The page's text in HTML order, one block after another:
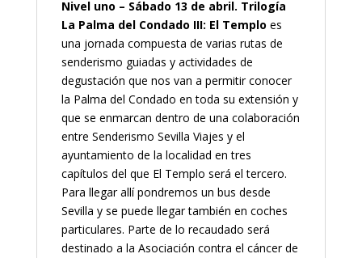
Nivel uno – Sábado 13 de abril. Trilogía
La Palma del Condado III: El Templo es
una jornada compuesta de varias rutas de
senderismo guiadas y actividades de
degustación que nos van a permitir conocer
la Palma del Condado en toda su extensión y
que se enmarcan dentro de una colaboración
entre Senderismo Sevilla Viajes y el
ayuntamiento de la localidad en tres
capítulos del que El Templo será el tercero.
Para llegar allí pondremos un bus desde
Sevilla y se puede llegar también en coches
particulares. Parte de lo recaudado será
destinado a la Asociación contra el cáncer de